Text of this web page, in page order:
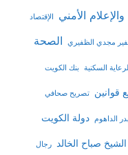
الأمني الإقتصاد
مجدي الظفيري الصحة
السكنية بنك الكويت
قوانين تصريح صحافي
الداهوم دولة الكويت
صباح الخالد رجال